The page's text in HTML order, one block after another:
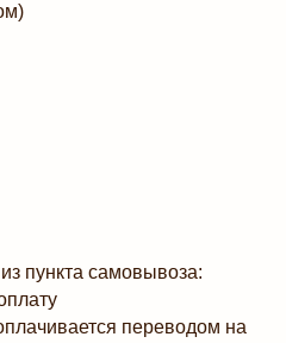
пункта самовывоза:
переводом на